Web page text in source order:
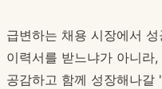
급변하는 채용 시장에서
이력서를 받느냐가 아니라
공감하고 함께 성장해나